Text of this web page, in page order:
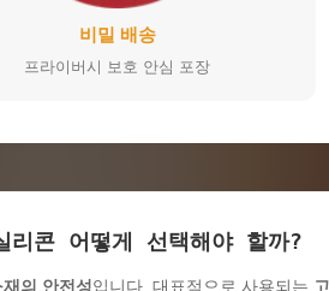
비밀 배송
프라이버시 보호 안심 포장
리콘 어떻게 선택해야 할까?
재의 안전성입니다. 대표적으로 사용되는